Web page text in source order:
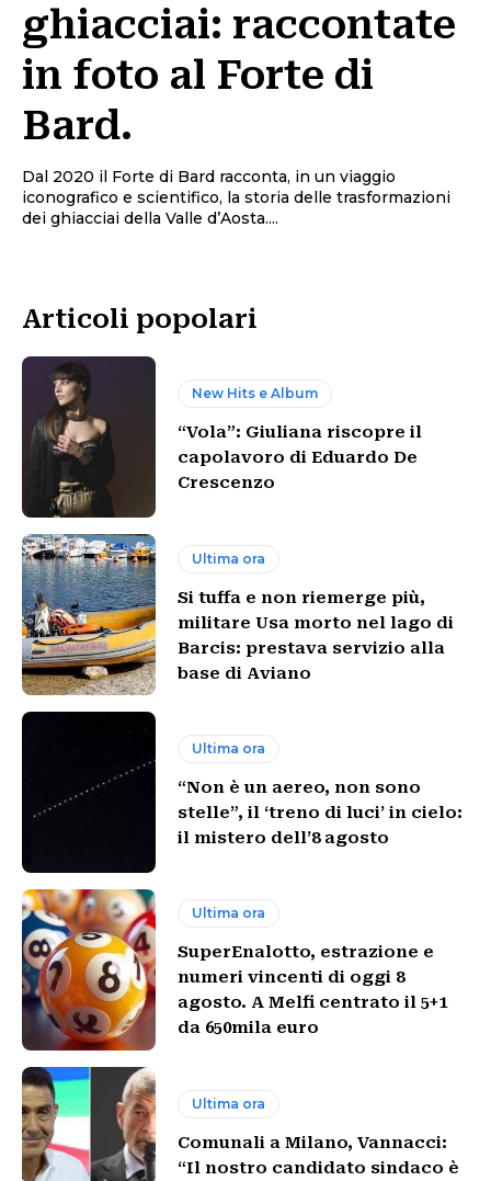
ghiacciai: raccontate
in foto al Forte di
Bard.
Dal 2020 il Forte di Bard racconta, in un viaggio
iconografico e scientifico, la storia delle trasformazioni
dei ghiacciai della Valle d’Aosta....
Articoli popolari
New Hits e Album
“Vola”: Giuliana riscopre il
capolavoro di Eduardo De
Crescenzo
Ultima ora
Si tuffa e non riemerge più,
militare Usa morto nel lago di
Barcis: prestava servizio alla
base di Aviano
Ultima ora
“Non è un aereo, non sono
stelle”, il ‘treno di luci’ in cielo:
il mistero dell’8 agosto
Ultima ora
SuperEnalotto, estrazione e
numeri vincenti di oggi 8
agosto. A Melfi centrato il 5+1
da 650mila euro
Ultima ora
Comunali a Milano, Vannacci:
“Il nostro candidato sindaco è